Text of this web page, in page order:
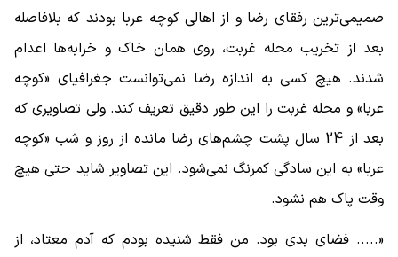
صمیمی‌ترین رفقای رضا و از اهالی کوچه عربا بودند که بلافاصله
بعد از تخریب محله غربت، روی همان خاک و خرابه‌ها اعدام
شدند. هیچ کسی به اندازه رضا نمی‌توانست جغرافیای «کوچه
عربا» و محله غربت را این طور دقیق تعریف کند. ولی تصاویری که
بعد از 24 سال پشت چشم‌های رضا مانده از روز و شب «کوچه
عربا» به این سادگی کمرنگ نمی‌شود. این تصاویر شاید حتی هیچ‌
وقت پاک هم نشود.
«..... فضای بدی بود. من فقط شنیده بودم که آدم معتاد، از